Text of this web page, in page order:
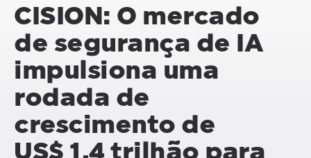
CISION: O mercado
de segurança de IA
impulsiona uma
rodada de
crescimento de
US$ 1,4 trilhão para